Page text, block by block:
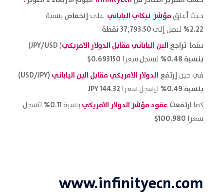
حيث أغلقمؤشر نيكاي الياباني علىإنخفاض بنسبة
2.22% ليصل إلى
بينما تراجع الين الياباني مقابل الدولار الأمريكي(
JPY/USD)
بنسبة 0.48%
لتسجل سعرا 0.693150$
في حينإرتفع الدولار الأمريكي مقابل الين الياباني
(USD/JPY)
بنسبة 0.49%
ليسجل سعرا 144.32 JPY
كما ارتفعت عقود مؤشر الدولارالامريكي بنسبة0.11%
لتسجل
سعرا 100.980$
www.infinityecn.com